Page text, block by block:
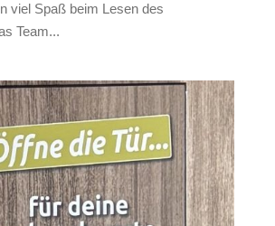
viel Spaß beim Lesen des
Team...